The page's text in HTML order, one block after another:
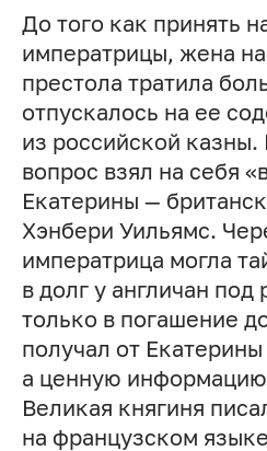
До того как принять
императрицы, жена
престола тратила
отпускалось на ее
из российской
вопрос взял на себя
Екатерины —
Хэнбери Уильямс.
императрица могла
в долг у англичан под
только в погашение
получал от Екатерины
а ценную
Великая княгиня
на французском